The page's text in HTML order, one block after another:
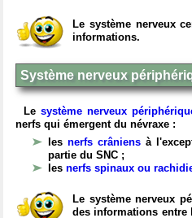
Le système nerveux
informations.
Système nerveux
Le système nerveux
nerfs qui émergent du névraxe :
les nerfs crâniens à
partie du SNC ;
les nerfs spinaux ou
Le système nerveux
des informations entre